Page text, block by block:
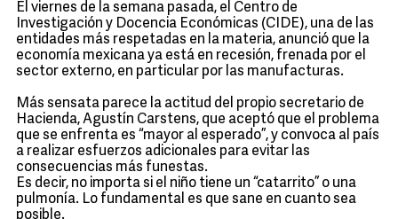
El viernes de la semana pasada, el Centro de
Investigación y Docencia Económicas (CIDE), una de las
entidades más respetadas en la materia, anunció que la
economía mexicana ya está en recesión, frenada por el
sector externo, en particular por las manufacturas.
Más sensata parece la actitud del propio secretario de
Hacienda, Agustín Carstens, que aceptó que el problema
que se enfrenta es “mayor al esperado”, y convoca al país
a realizar esfuerzos adicionales para evitar las
consecuencias más funestas.
Es decir, no importa si el niño tiene un “catarrito” o una
pulmonía. Lo fundamental es que sane en cuanto sea
posible.